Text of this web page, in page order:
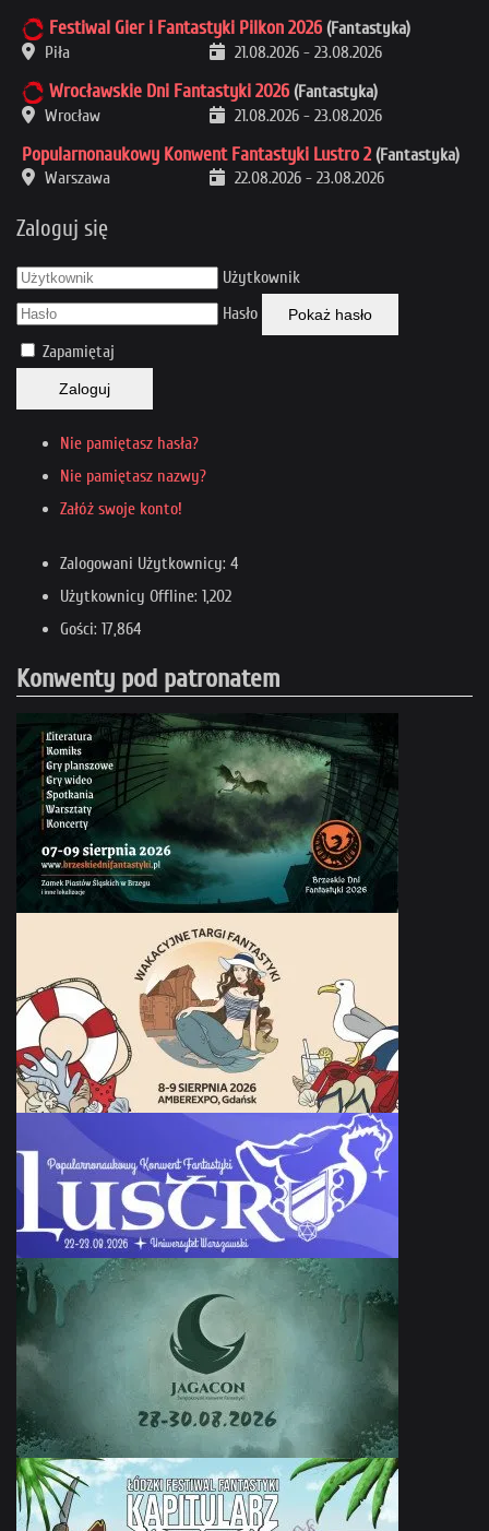
Festiwal Gier i Fantastyki Pilkon 2026 (Fantastyka)
Piła
21.08.2026 - 23.08.2026
Wrocławskie Dni Fantastyki 2026 (Fantastyka)
Wrocław
21.08.2026 - 23.08.2026
Popularnonaukowy Konwent Fantastyki Lustro 2 (Fantastyka)
Warszawa
22.08.2026 - 23.08.2026
Zaloguj się
Użytkownik
Hasło
Pokaż hasło
Zapamiętaj
Zaloguj
Nie pamiętasz hasła?
Nie pamiętasz nazwy?
Załóż swoje konto!
Zalogowani Użytkownicy: 4
Użytkownicy Offline: 1,202
Gości: 17,864
Konwenty pod patronatem